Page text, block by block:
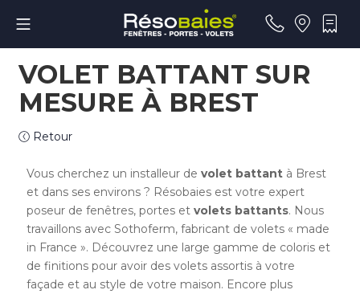
VOLET BATTANT SUR
MESURE À BREST
Retour
Vous cherchez un installeur de volet battant à Brest
et dans ses environs ? Résobaies est votre expert
poseur de fenêtres, portes et volets battants. Nous
travaillons avec Sothoferm, fabricant de volets « made
in France ». Découvrez une large gamme de coloris et
de finitions pour avoir des volets assortis à votre
façade et au style de votre maison. Encore plus